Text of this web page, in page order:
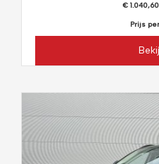
€
Prijs